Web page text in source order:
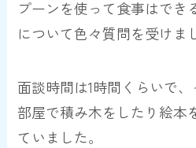
プーンを使って食事はでき
について色々質問を受けま
面談時間は1時間くらいで
部屋で積み木をしたり絵本
ていました。